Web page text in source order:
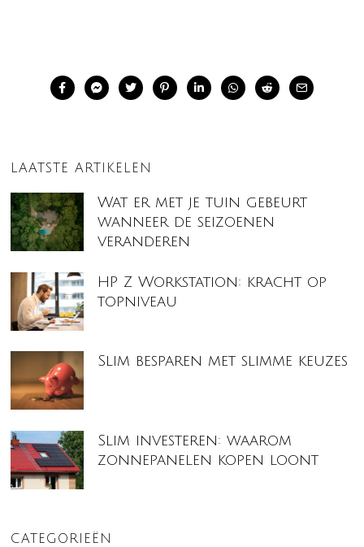
LAATSTE ARTIKELEN
Wat er met je tuin gebeurt
wanneer de seizoenen
veranderen
HP Z Workstation: kracht op
topniveau
Slim besparen met slimme keuzes
Slim investeren: waarom
zonnepanelen kopen loont
CATEGORIEËN